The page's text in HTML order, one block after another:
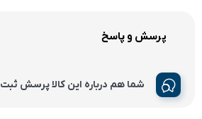
پرسش و پاسخ
شما هم درباره این کالا پرسش ثبت